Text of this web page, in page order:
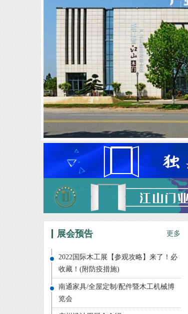
展会预告 更多
2022国际木工展【参观攻略】来了！必
收藏！(附防疫措施)
南通家具/全屋定制/配件暨木工机械博
览会